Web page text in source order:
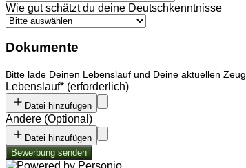
Wie gut schätzt du deine Deutschkenntnisse
Dokumente
Bitte lade Deinen Lebenslauf und Deine aktuellen
Lebenslauf* (erforderlich)
Datei hinzufügen
Andere (Optional )
Datei hinzufügen
Bewerbung senden